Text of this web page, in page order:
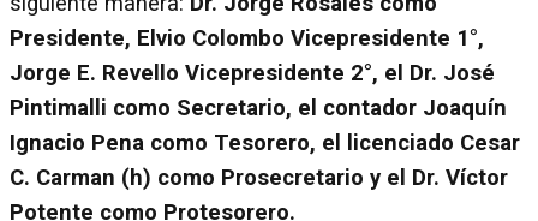
Presidente, Elvio Colombo Vicepresidente 1°,
Jorge E. Revello Vicepresidente 2°, el Dr. José
Pintimalli como Secretario, el contador Joaquín
Ignacio Pena como Tesorero, el licenciado Cesar
C. Carman (h) como Prosecretario y el Dr. Víctor
Potente como Protesorero.